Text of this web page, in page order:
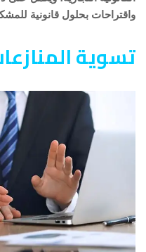
واقتراحات بحلول قانونية
تسوية